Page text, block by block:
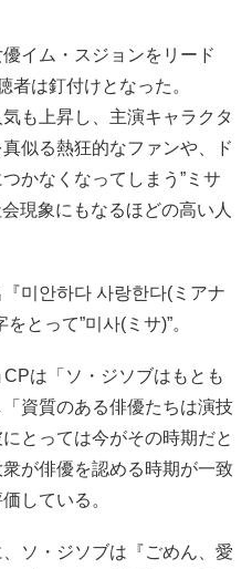
イム・スジョンをリード
者は釘付けとなった。
も上昇し、主演キャラクタ
似る熱狂的なファンや、ド
かなくなってしまう”ミサ
現象にもなるほどの高い人
미안하다 사랑한다(ミアナ
とって”미사(ミサ)”。
は「ソ・ジソブはもとも
資質のある俳優たちは演技
とっては今がその時期だと
が俳優を認める時期が一致
している。
ソ・ジソブは『ごめん、愛